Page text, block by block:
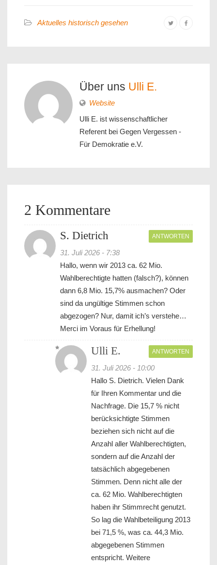
Aktuelles historisch gesehen
Über uns Ulli E.
Website
Ulli E. ist wissenschaftlicher
Referent bei Gegen Vergessen -
Für Demokratie e.V.
2 Kommentare
S. Dietrich
31. Juli 2026 - 7:38
ANTWORTEN
Hallo, wenn wir 2013 ca. 62 Mio.
Wahlberechtigte hatten (falsch?), können
dann 6,8 Mio. 15,7% ausmachen? Oder
sind da ungültige Stimmen schon
abgezogen? Nur, damit ich’s verstehe…
Merci im Voraus für Erhellung!
Ulli E.
31. Juli 2026 - 10:00
ANTWORTEN
Hallo S. Dietrich. Vielen Dank
für Ihren Kommentar und die
Nachfrage. Die 15,7 % nicht
berücksichtigte Stimmen
beziehen sich nicht auf die
Anzahl aller Wahlberechtigten,
sondern auf die Anzahl der
tatsächlich abgegebenen
Stimmen. Denn nicht alle der
ca. 62 Mio. Wahlberechtigten
haben ihr Stimmrecht genutzt.
So lag die Wahlbeteiligung 2013
bei 71,5 %, was ca. 44,3 Mio.
abgegebenen Stimmen
entspricht. Weitere